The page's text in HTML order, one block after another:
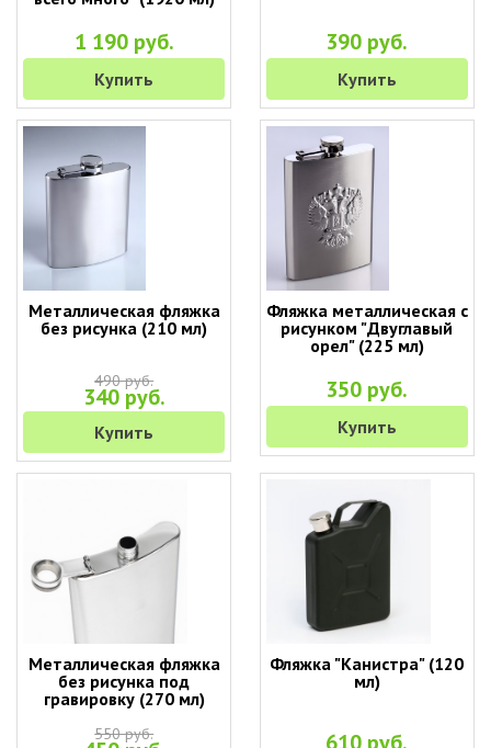
1 190 руб.
Купить
390 руб.
Купить
Металлическая фляжка
без рисунка (210 мл)
490 руб.
340 руб.
Купить
Фляжка металлическая с
рисунком "Двуглавый
орел" (225 мл)
350 руб.
Купить
Металлическая фляжка
без рисунка под
гравировку (270 мл)
550 руб.
Фляжка "Канистра" (120
мл)